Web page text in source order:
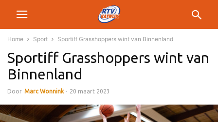
Home Sport Sportiff Grasshoppers wint van Binnenland
Sportiff Grasshoppers wint van
Binnenland
Door Marc Wonnink - 20 maart 2023